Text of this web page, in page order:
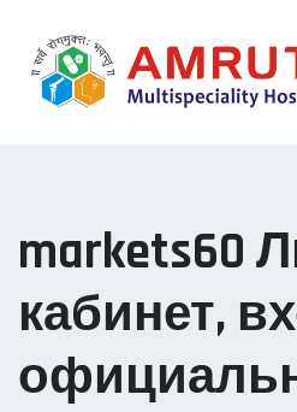
content
markets60
кабинет,